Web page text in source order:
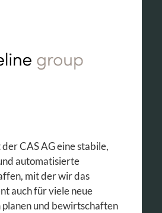
CAS AG eine stabile,
automatisierte
mit der wir das
auch für viele neue
und bewirtschaften